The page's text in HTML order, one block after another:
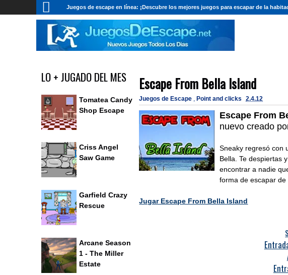
Juegos de escape en línea: ¡Descubre los mejores juegos para escapar de la
Escape From Bella Island
Juegos de Escape , Point and clicks 2.4.12
Escape From
nuevo creado
Sneaky regresó con
Bella. Te despiertas
encontrar a nadie
forma de escapar
Jugar Escape From Bella Island
LO + JUGADO DEL MES
Tomatea Candy
Shop Escape
Criss Angel
Saw Game
Garfield Crazy
Rescue
Arcane Season
1 - The Miller
Estate